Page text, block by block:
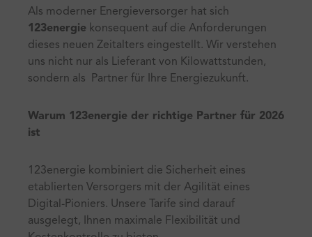
Als moderner Energieversorger hat sich
123energie konsequent auf die Anforderungen
dieses neuen Zeitalters eingestellt. Wir verstehen
uns nicht nur als Lieferant von Kilowattstunden,
sondern als Partner für Ihre Energiezukunft.
Warum 123energie der richtige Partner für 2026
ist
123energie kombiniert die Sicherheit eines
etablierten Versorgers mit der Agilität eines
Digital-Pioniers. Unsere Tarife sind darauf
ausgelegt, Ihnen maximale Flexibilität und